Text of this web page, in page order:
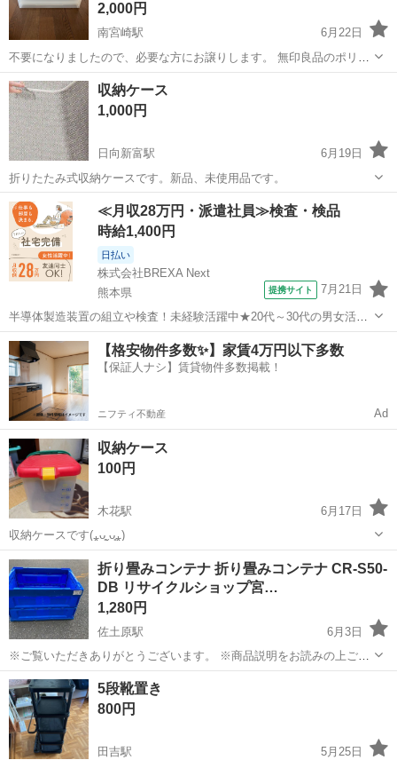
2,000円
南宮崎駅
6月22日
不要になりましたので、必要な方にお譲りします。 無印良品のポリプ
ロピレンケース引出式・横ワイド・深型です。 3個セットのお値段に
なります。 書類や小物の整理に便利な半透明の収納ケースです。 外寸
は約幅37cm、奥行き26...
宮崎 宮崎市 南宮崎駅
収納ケース
1,000円
日向新富駅
6月19日
折りたたみ式収納ケースです。新品、未使用品です。
宮崎 西都市 日向新富駅 収納家具
≪月収28万円・派遣社員≫検査・検品
時給1,400円
日払い
株式会社BREXA Next
熊本県
提携サイト 7月21日
半導体製造装置の組立や検査！未経験活躍中★20代～30代の男女活躍
中★ワンルーム寮完備！赴任旅費会社負担！マイカー通勤OK！無料駐
車場あり！正社員登用あり！《熊本県菊池郡大津町》 人気の工場のお
仕事 ◇半導体製造装置の組立...
熊本 その他
【格安物件多数✨】家賃4万円以下多数
【保証人ナシ】賃貸物件多数掲載！
ニフティ不動産 Ad
収納ケース
100円
木花駅
6月17日
収納ケースです(⁎ᴗ͈ˬᴗ͈⁎)
宮崎 宮崎市 木花駅 収納家具 ケース
折り畳みコンテナ 折り畳みコンテナ CR-S50-
DB リサイクルショップ宮…
1,280円
佐土原駅
6月3日
※ご覧いただきありがとうございます。 ※商品説明をお読みの上ご納
得の上でご購入お願い致します。 商品名: 折り畳みコンテナ 折り畳み
コンテナ CR-S50-DB 状態： 中古品 ※現物ご確認の上ご判断くださ
い。...
宮崎 宮崎市 佐土原駅
5段靴置き
800円
田吉駅
5月25日